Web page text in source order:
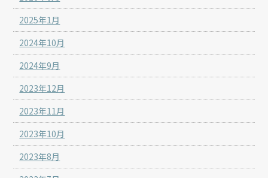
2025年1月
2024年10月
2024年9月
2023年12月
2023年11月
2023年10月
2023年8月